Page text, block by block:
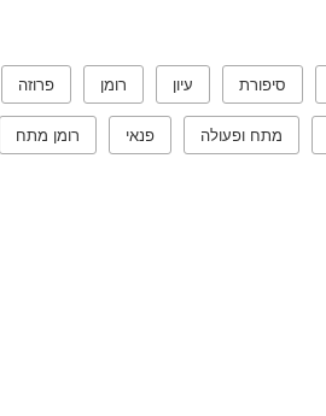
סיפורת עיון רומן פרוזה
מתח ופעולה פנאי רומן מתח